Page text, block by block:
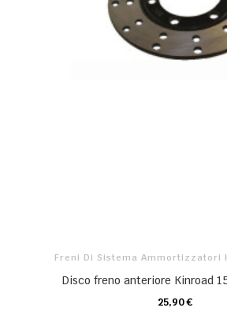
Freni Di Sistema Ammortizzatori
Disco freno anteriore Kinroad
25,90 €
CARRELLO